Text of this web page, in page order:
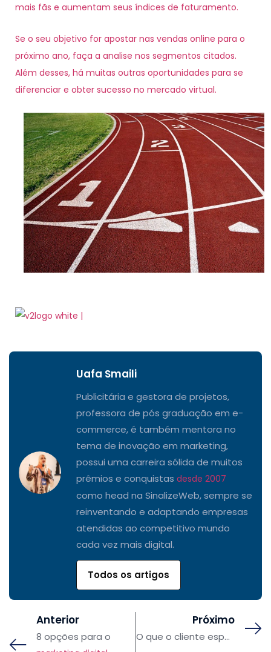
mais fãs e aumentam seus índices de faturamento.
Se o seu objetivo for apostar nas vendas online para o
próximo ano, faça a analise nos segmentos citados.
Além desses, há muitas outras oportunidades para se
diferenciar e obter sucesso no mercado virtual.
Uafa Smaili
Publicitária e gestora de projetos,
professora de pós graduação em e-
commerce, é também mentora no
tema de inovação em marketing,
possui uma carreira sólida de muitos
prêmios e conquistas desde 2007
como head na SinalizeWeb, sempre se
reinventando e adaptando empresas
atendidas ao competitivo mundo
cada vez mais digital.
Todos os artigos
Anterior
8 opções para o
Próximo
O que o cliente espera da sua loja